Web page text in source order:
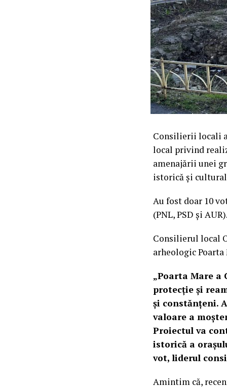
Consilierii locali
local privind
amenajării unei
istorică și
Au fost doar 10
(PNL, PSD și AUR).
Consilierul local
arheologic
„Poarta Mare
protecție și
și constănțeni.
valoare a
Proiectul va
istorică a
vot, liderul
Amintim că,